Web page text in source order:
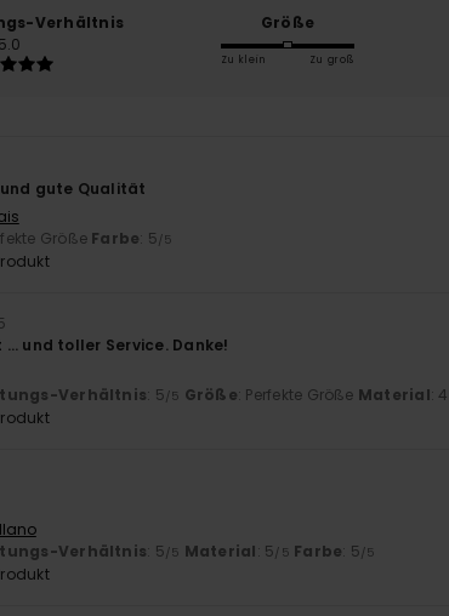
Verhältnis
5.0
Größe
Zu klein Zu groß
gute Qualität
Größe Farbe: 5/5
und toller Service. Danke!
Verhältnis: 5/5 Größe: Perfekte Größe Material: 4
Verhältnis: 5/5 Material: 5/5 Farbe: 5/5